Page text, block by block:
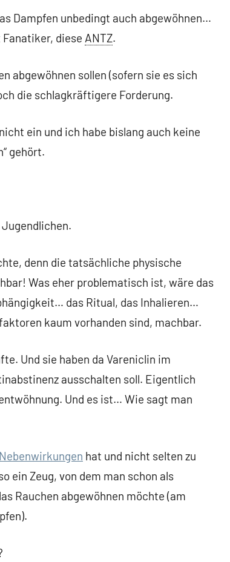
Dampfen unbedingt auch abgewöhnen…
diese ANTZ.
abgewöhnen sollen (sofern sie es sich
die schlagkräftigere Forderung.
ein und ich habe bislang auch keine
gehört.
denn die tatsächliche physische
Was eher problematisch ist, wäre das
das Ritual, das Inhalieren…
kaum vorhanden sind, machbar.
Und sie haben da Vareniclin im
ausschalten soll. Eigentlich
Und es ist… Wie sagt man
Nebenwirkungen hat und nicht selten zu
ein Zeug, von dem man schon als
Rauchen abgewöhnen möchte (am